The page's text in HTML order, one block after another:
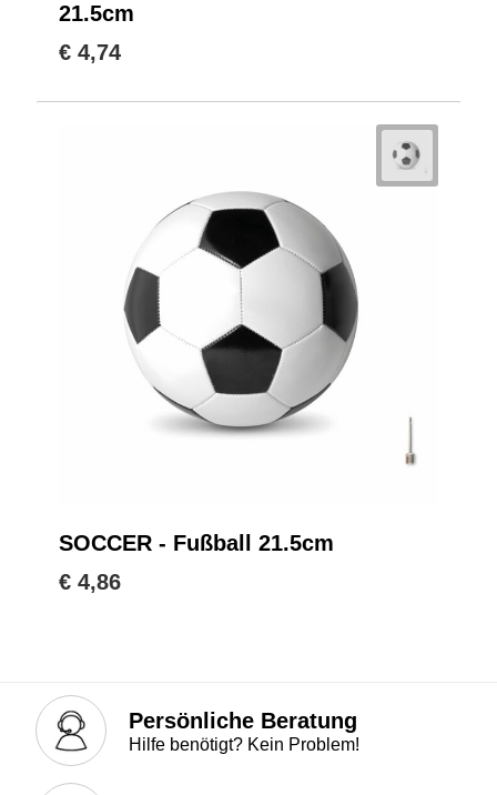
21.5cm
€ 4,74
SOCCER - Fußball 21.5cm
€ 4,86
Persönliche Beratung
Hilfe benötigt? Kein Problem!